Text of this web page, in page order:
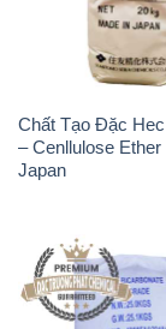
Chất Tạo Đặc
– Cenllulose
Japan